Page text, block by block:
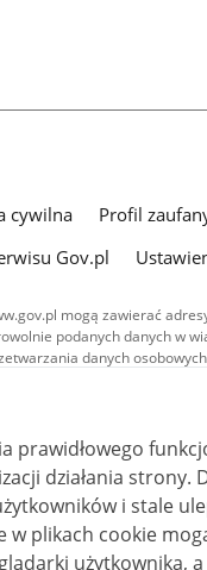
cywilna Profil
Gov.pl
mogą zawierać
podanych danych w
danych
w serwisie (z
typu Creative
BY-SA 4.0). Materiały
licencji typu Creative
4.0 (CC BY-NC-ND 4.0),
prawidłowego
strony. Dzięki nim
i stale
użytkownika, a